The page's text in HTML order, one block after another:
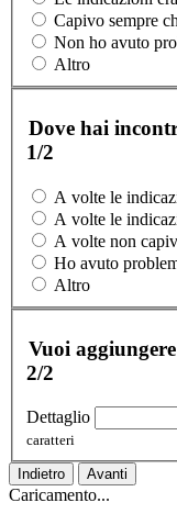
Capivo sempre
Non ho avuto
Altro
Dove hai
1/2
A volte le
A volte le
A volte non
Ho avuto
Altro
Vuoi
2/2
Dettaglio
caratteri
Indietro Avanti
Caricamento...